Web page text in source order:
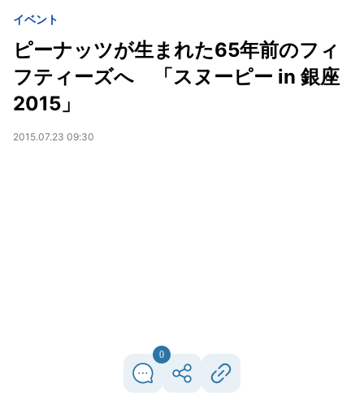
イベント
ピーナッツが生まれた65年前のフィ
フティーズへ 「スヌーピー in 銀座
2015」
2015.07.23 09:30
0